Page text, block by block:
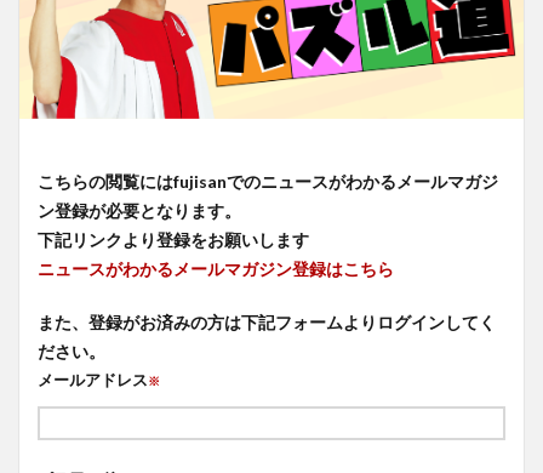
こちらの閲覧にはfujisanでのニュースがわかるメールマガジ
ン登録が必要となります。
下記リンクより登録をお願いします
ニュースがわかるメールマガジン登録はこちら
また、登録がお済みの方は下記フォームよりログインしてく
ださい。
メールアドレス※